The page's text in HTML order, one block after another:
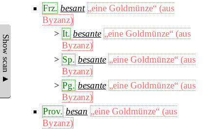
Show scan ▲
Frz. besant „eine Goldmünze“ (aus
Byzanz)
It. besante „eine Goldmünze“ (aus
Byzanz)
Sp. besante „eine Goldmünze“ (aus
Byzanz)
Pg. besante „eine Goldmünze“ (aus
Byzanz)
Prov. besan „eine Goldmünze“ (aus
Byzanz)